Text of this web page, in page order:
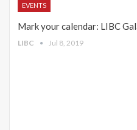
EVENTS
Mark your calendar: LIBC
LIBC Jul 8, 2019